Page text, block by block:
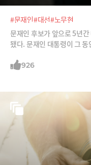
#문재인#대선#노무현
문재인 후보가 앞으로 5년
됐다. 문재인 대통령이 그
926